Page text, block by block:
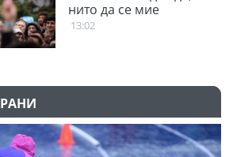
нито да се мие
13:02